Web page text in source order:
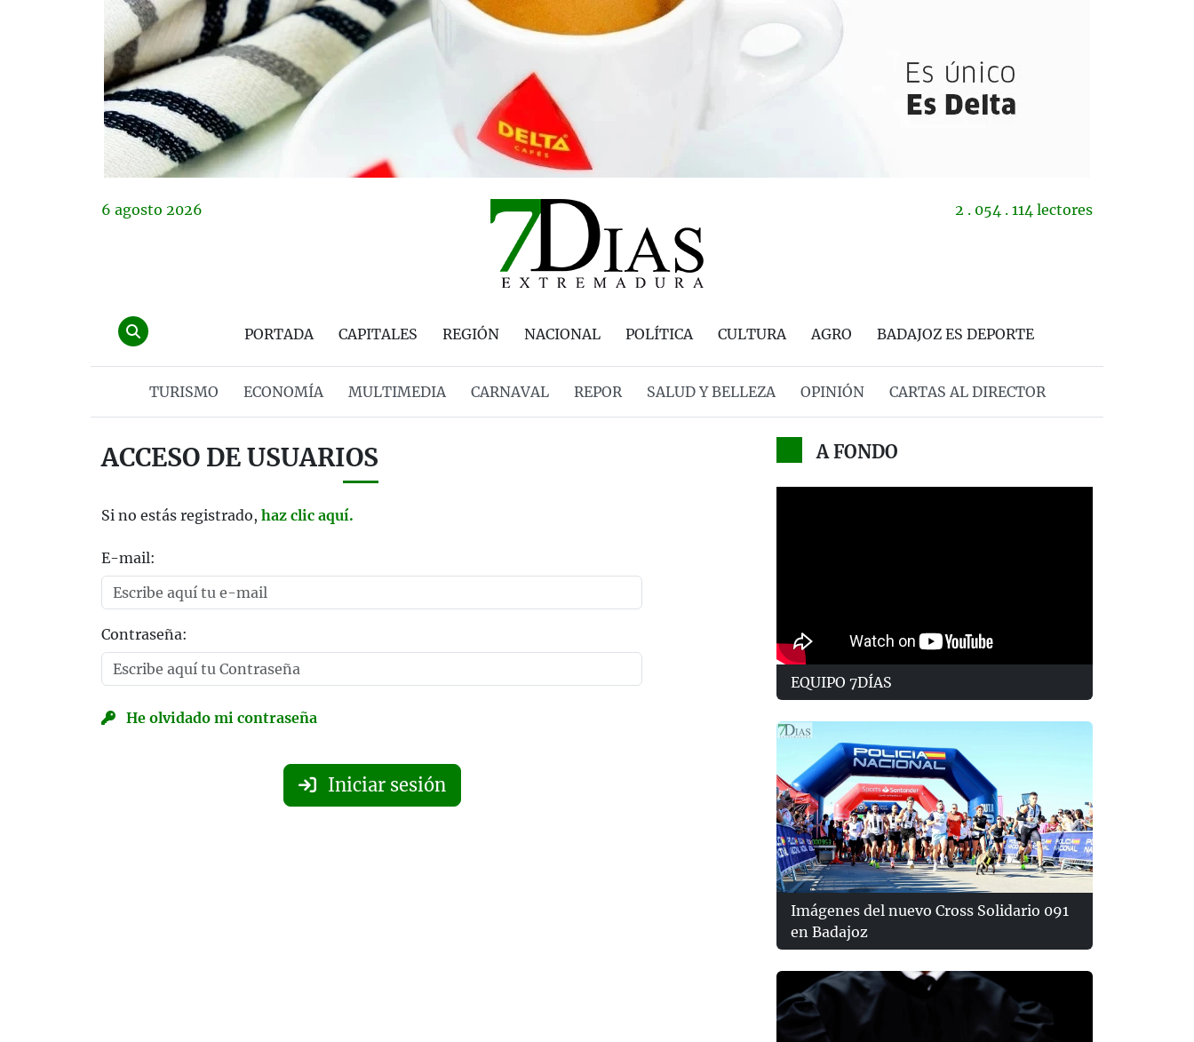
6 agosto 2026 2 . 054 . 114 lectores
PORTADA CAPITALES REGIÓN NACIONAL POLÍTICA CULTURA AGRO BADAJOZ ES DEPORTE
TURISMO ECONOMÍA MULTIMEDIA CARNAVAL REPOR SALUD Y BELLEZA OPINIÓN CARTAS AL DIRECTOR
ACCESO DE USUARIOS
Si no estás registrado, haz clic aquí.
E-mail:
Contraseña:
He olvidado mi contraseña
Iniciar sesión
A FONDO
EQUIPO 7DÍAS
Imágenes del nuevo Cross Solidario 091
en Badajoz